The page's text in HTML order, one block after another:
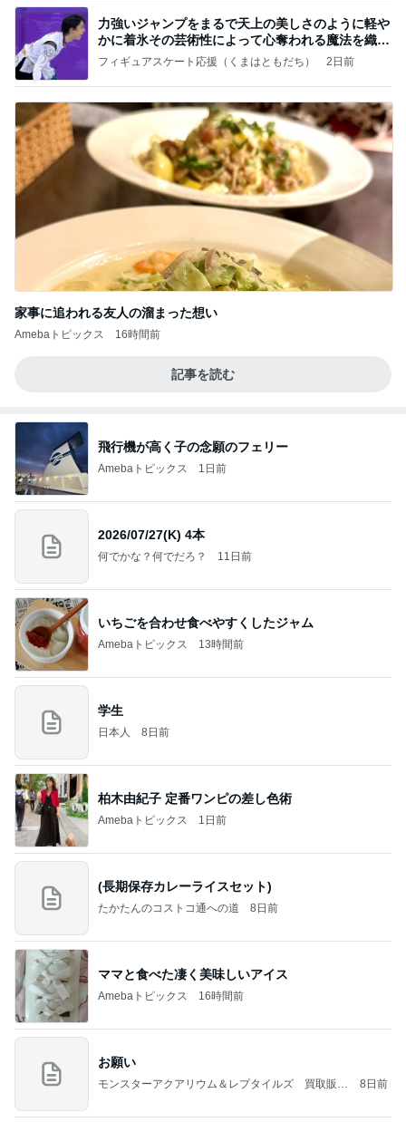
力強いジャンプをまるで天上の美しさのように軽や
かに着氷その芸術性によって心奪われる魔法を織り
なす
フィギュアスケート応援（くまはともだち） 2日前
家事に追われる友人の溜まった想い
Amebaトピックス 16時間前
記事を読む
飛行機が高く子の念願のフェリー
Amebaトピックス 1日前
2026/07/27(K) 4本
何でかな？何でだろ？ 11日前
いちごを合わせ食べやすくしたジャム
Amebaトピックス 13時間前
学生
日本人 8日前
柏木由紀子 定番ワンピの差し色術
Amebaトピックス 1日前
(長期保存カレーライスセット)
たかたんのコストコ通への道 8日前
ママと食べた凄く美味しいアイス
Amebaトピックス 16時間前
お願い
モンスターアクアリウム＆レプタイルズ 買取販売
8日前